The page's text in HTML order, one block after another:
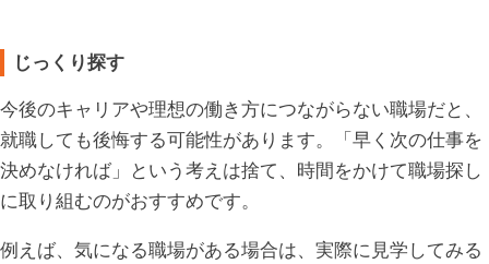
じっくり探す
今後のキャリアや理想の働き方につながらない職場だと、
就職しても後悔する可能性があります。「早く次の仕事を
決めなければ」という考えは捨て、時間をかけて職場探し
に取り組むのがおすすめです。
例えば、気になる職場がある場合は、実際に見学してみる